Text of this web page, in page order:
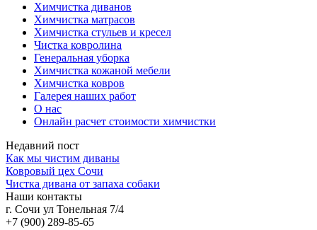
Химчистка диванов
Химчистка матрасов
Химчистка стульев и кресел
Чистка ковролина
Генеральная уборка
Химчистка кожаной мебели
Химчистка ковров
Галерея наших работ
О нас
Онлайн расчет стоимости химчистки
Недавний пост
Как мы чистим диваны
Ковровый цех Сочи
Чистка дивана от запаха собаки
Наши контакты
г. Сочи ул Тонельная 7/4
+7 (900) 289-85-65